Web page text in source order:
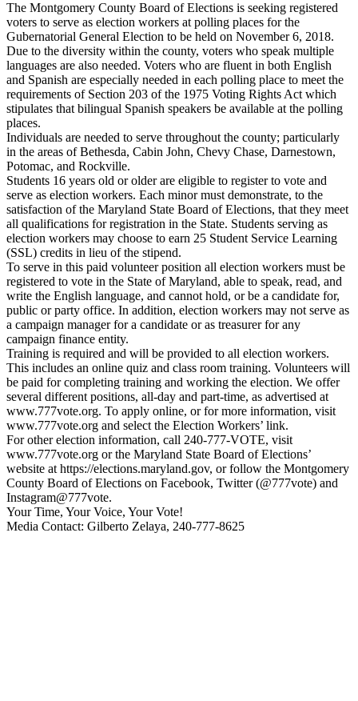
The Montgomery County Board of Elections is seeking registered
voters to serve as election workers at polling places for the
Gubernatorial General Election to be held on November 6, 2018.
Due to the diversity within the county, voters who speak multiple
languages are also needed. Voters who are fluent in both English
and Spanish are especially needed in each polling place to meet the
requirements of Section 203 of the 1975 Voting Rights Act which
stipulates that bilingual Spanish speakers be available at the polling
places.
Individuals are needed to serve throughout the county; particularly
in the areas of Bethesda, Cabin John, Chevy Chase, Darnestown,
Potomac, and Rockville.
Students 16 years old or older are eligible to register to vote and
serve as election workers. Each minor must demonstrate, to the
satisfaction of the Maryland State Board of Elections, that they meet
all qualifications for registration in the State. Students serving as
election workers may choose to earn 25 Student Service Learning
(SSL) credits in lieu of the stipend.
To serve in this paid volunteer position all election workers must be
registered to vote in the State of Maryland, able to speak, read, and
write the English language, and cannot hold, or be a candidate for,
public or party office. In addition, election workers may not serve as
a campaign manager for a candidate or as treasurer for any
campaign finance entity.
Training is required and will be provided to all election workers.
This includes an online quiz and class room training. Volunteers will
be paid for completing training and working the election. We offer
several different positions, all-day and part-time, as advertised at
www.777vote.org. To apply online, or for more information, visit
www.777vote.org and select the Election Workers’ link.
For other election information, call 240-777-VOTE, visit
www.777vote.org or the Maryland State Board of Elections’
website at https://elections.maryland.gov, or follow the Montgomery
County Board of Elections on Facebook, Twitter (@777vote) and
Instagram@777vote.
Your Time, Your Voice, Your Vote!
Media Contact: Gilberto Zelaya, 240-777-8625